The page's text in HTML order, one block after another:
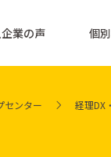
業の声 個
センター 経理DX